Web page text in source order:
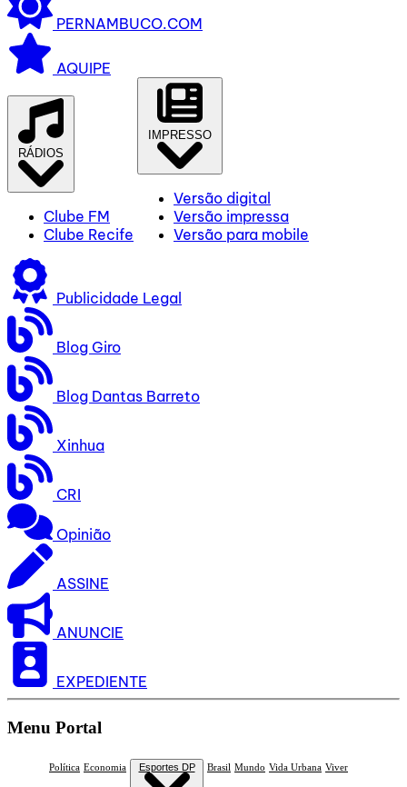
PERNAMBUCO.COM
AQUIPE
RÁDIOS
Clube FM
Clube Recife
IMPRESSO
Versão digital
Versão impressa
Versão para mobile
Publicidade Legal
Blog Giro
Blog Dantas Barreto
Xinhua
CRI
Opinião
ASSINE
ANUNCIE
EXPEDIENTE
Menu Portal
Política Economia Esportes DP Brasil Mundo Vida Urbana Viver